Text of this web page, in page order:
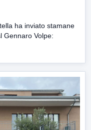
ha inviato stamane
Gennaro Volpe: